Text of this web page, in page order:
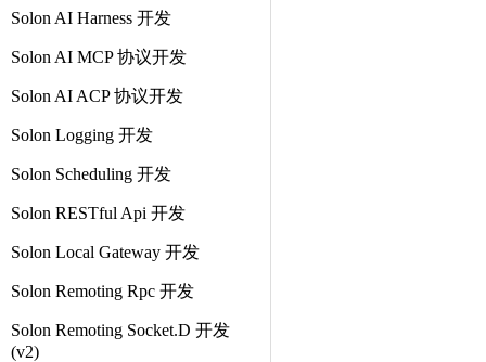
Solon AI Harness 开发
Solon AI MCP 协议开发
Solon AI ACP 协议开发
Solon Logging 开发
Solon Scheduling 开发
Solon RESTful Api 开发
Solon Local Gateway 开发
Solon Remoting Rpc 开发
Solon Remoting Socket.D 开发
(v2)